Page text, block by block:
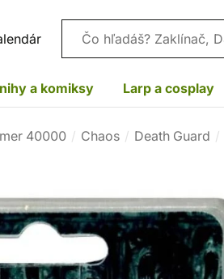
Vyhľadávanie
a komiksy Larp a cosplay
40000 Chaos Death Guard